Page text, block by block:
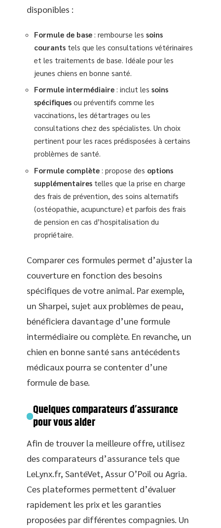
disponibles :
Formule de base : rembourse les soins
courants tels que les consultations vétérinaires
et les traitements de base. Idéale pour les
jeunes chiens en bonne santé.
Formule intermédiaire : inclut les soins
spécifiques ou préventifs comme les
vaccinations, les détartrages ou les
consultations chez des spécialistes. Un choix
pertinent pour les races prédisposées à certains
problèmes de santé.
Formule complète : propose des options
supplémentaires telles que la prise en charge
des frais de prévention, des soins alternatifs
(ostéopathie, acupuncture) et parfois des frais
de pension en cas d’hospitalisation du
propriétaire.
Comparer ces formules permet d’ajuster la
couverture en fonction des besoins
spécifiques de votre animal. Par exemple,
un Sharpei, sujet aux problèmes de peau,
bénéficiera davantage d’une formule
intermédiaire ou complète. En revanche, un
chien en bonne santé sans antécédents
médicaux pourra se contenter d’une
formule de base.
Quelques comparateurs d’assurance
pour vous aider
Afin de trouver la meilleure offre, utilisez
des comparateurs d’assurance tels que
LeLynx.fr, SantéVet, Assur O’Poil ou Agria.
Ces plateformes permettent d’évaluer
rapidement les prix et les garanties
proposées par différentes compagnies. Un